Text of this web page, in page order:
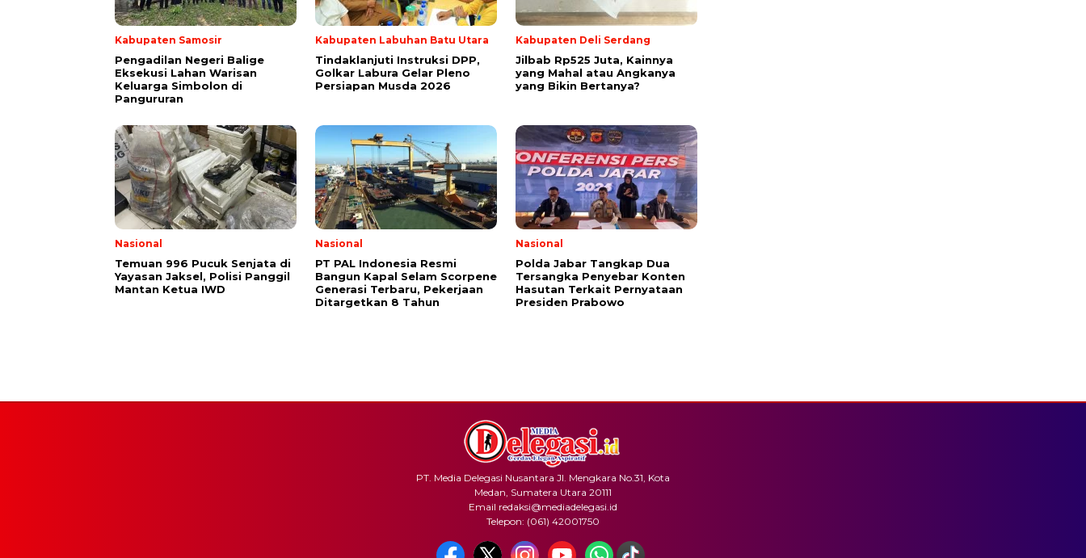
Kabupaten Samosir
Pengadilan Negeri Balige
Eksekusi Lahan Warisan
Keluarga Simbolon di
Pangururan
Kabupaten Labuhan Batu Utara
Tindaklanjuti Instruksi DPP,
Golkar Labura Gelar Pleno
Persiapan Musda 2026
Kabupaten Deli Serdang
Jilbab Rp525 Juta, Kainnya
yang Mahal atau Angkanya
yang Bikin Bertanya?
Nasional
Temuan 996 Pucuk Senjata di
Yayasan Jaksel, Polisi Panggil
Mantan Ketua IWD
Nasional
PT PAL Indonesia Resmi
Bangun Kapal Selam Scorpene
Generasi Terbaru, Pekerjaan
Ditargetkan 8 Tahun
Nasional
Polda Jabar Tangkap Dua
Tersangka Penyebar Konten
Hasutan Terkait Pernyataan
Presiden Prabowo
PT. Media Delegasi Nusantara Jl. Mengkara No.31, Kota
Medan, Sumatera Utara 20111
Email redaksi@mediadelegasi.id
Telepon: (061) 42001750